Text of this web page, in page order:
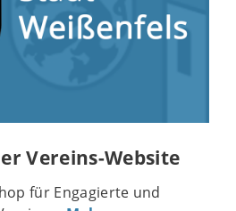
Vereins-Website
für Engagierte und